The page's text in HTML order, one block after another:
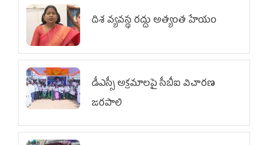
దిశ వ్యవస్థ రద్దు అత్యంత హేయం
డీఎస్సీ అక్రమాలపై సీబీఐ విచారణ
జరపాలి